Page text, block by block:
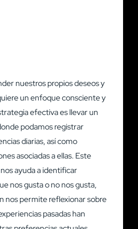
nuestros propios deseos y
un enfoque consciente y
efectiva es llevar un
podamos registrar
diarias, así como
asociadas a ellas. Este
ayuda a identificar
nos gusta o no nos gusta,
nos permite reflexionar sobre
pasadas han